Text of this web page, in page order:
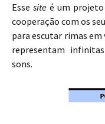
Esse site é um projeto
cooperação com os
para escutar rimas
representam
sons.